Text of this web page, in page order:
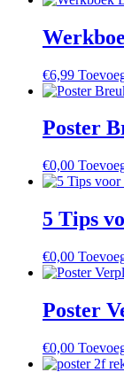
€6,99
Poster
€0,00
5 Tips
€0,00
Poster
€0,00